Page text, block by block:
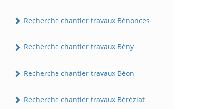
Recherche chantier travaux Bénonces
Recherche chantier travaux Bény
Recherche chantier travaux Béon
Recherche chantier travaux Béréziat